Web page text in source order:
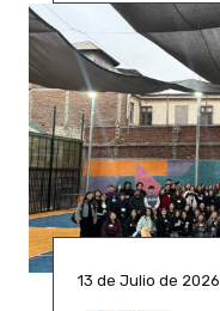
13 de Julio de 2026